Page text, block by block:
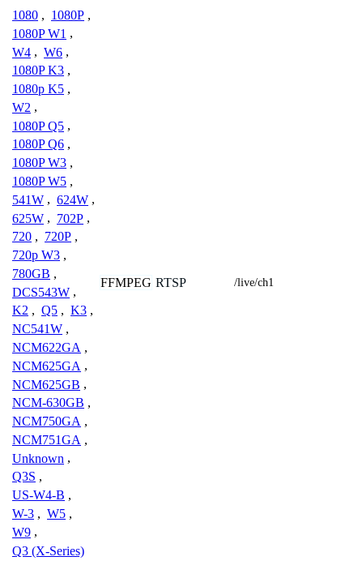
1080 , 1080P ,
1080P W1 ,
W4 , W6 ,
1080P K3 ,
1080p K5 ,
W2 ,
1080P Q5 ,
1080P Q6 ,
1080P W3 ,
1080P W5 ,
541W , 624W ,
625W , 702P ,
720 , 720P ,
720p W3 ,
780GB ,
DCS543W ,
K2 , Q5 , K3 ,
NC541W ,
NCM622GA ,
NCM625GA ,
NCM625GB ,
NCM-630GB ,
NCM750GA ,
NCM751GA ,
Unknown ,
Q3S ,
US-W4-B ,
W-3 , W5 ,
W9 ,
Q3 (X-Series)
FFMPEG RTSP /live/ch1